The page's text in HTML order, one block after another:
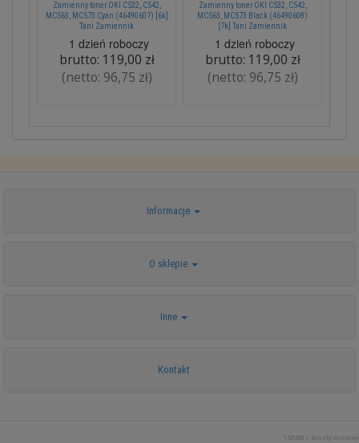
Zamienny toner OKI C532, C542,
MC563, MC573 Cyan (46490607) [6k]
Tani Zamiennik
1 dzień roboczy
brutto: 119,00 zł
(netto: 96,75 zł)
Zamienny toner OKI C532, C542,
MC563, MC573 Black (46490608)
[7k] Tani Zamiennik
1 dzień roboczy
brutto: 119,00 zł
(netto: 96,75 zł)
Informacje
O sklepie
Inne
Kontakt
*) brutto + koszty dostawy